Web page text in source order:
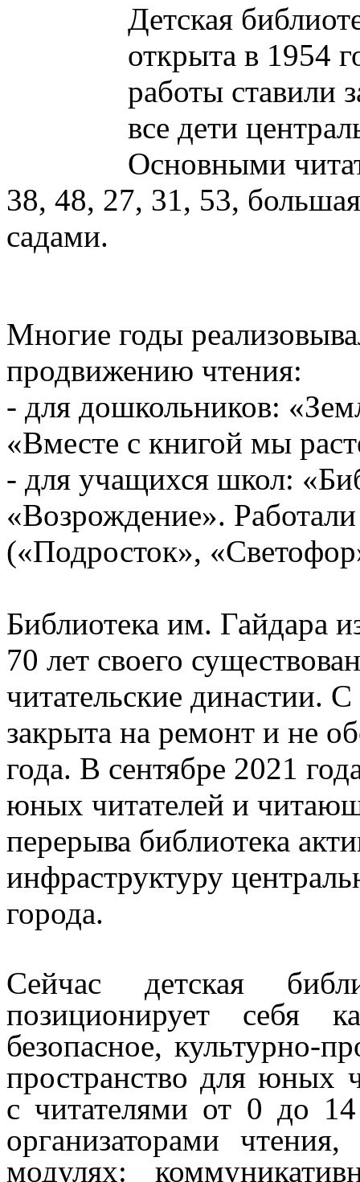
Детская
открыта в 1954
работы ставили
все дети
Основными
38, 48, 27, 31, 53,
садами.
Многие годы
продвижению чтения:
- для дошкольников:
«Вместе с книгой мы
- для учащихся школ:
«Возрождение».
(«Подросток»,
Библиотека им. Гайдара
70 лет своего
читательские династии.
закрыта на ремонт и не
года. В сентябре 2021
юных читателей и
перерыва библиотека
инфраструктуру
города.
Сейчас детская
позиционирует себя
безопасное, культурно-
пространство для юных
с читателями от 0 до
организаторами
модулях: